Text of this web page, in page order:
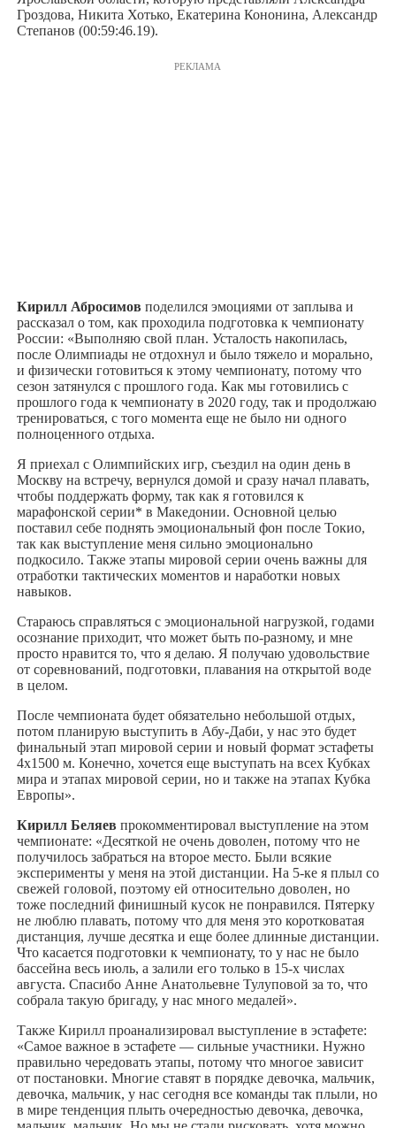
Гроздова, Никита Хотько, Екатерина Кононина, Александр
Степанов (00:59:46.19).
РЕКЛАМА
Кирилл Абросимов поделился эмоциями от заплыва и
рассказал о том, как проходила подготовка к чемпионату
России: «Выполняю свой план. Усталость накопилась,
после Олимпиады не отдохнул и было тяжело и морально,
и физически готовиться к этому чемпионату, потому что
сезон затянулся с прошлого года. Как мы готовились с
прошлого года к чемпионату в 2020 году, так и продолжаю
тренироваться, с того момента еще не было ни одного
полноценного отдыха.
Я приехал с Олимпийских игр, съездил на один день в
Москву на встречу, вернулся домой и сразу начал плавать,
чтобы поддержать форму, так как я готовился к
марафонской серии* в Македонии. Основной целью
поставил себе поднять эмоциональный фон после Токио,
так как выступление меня сильно эмоционально
подкосило. Также этапы мировой серии очень важны для
отработки тактических моментов и наработки новых
навыков.
Стараюсь справляться с эмоциональной нагрузкой, годами
осознание приходит, что может быть по-разному, и мне
просто нравится то, что я делаю. Я получаю удовольствие
от соревнований, подготовки, плавания на открытой воде
в целом.
После чемпионата будет обязательно небольшой отдых,
потом планирую выступить в Абу-Даби, у нас это будет
финальный этап мировой серии и новый формат эстафеты
4х1500 м. Конечно, хочется еще выступать на всех Кубках
мира и этапах мировой серии, но и также на этапах Кубка
Европы».
Кирилл Беляев прокомментировал выступление на этом
чемпионате: «Десяткой не очень доволен, потому что не
получилось забраться на второе место. Были всякие
эксперименты у меня на этой дистанции. На 5-ке я плыл со
свежей головой, поэтому ей относительно доволен, но
тоже последний финишный кусок не понравился. Пятерку
не люблю плавать, потому что для меня это коротковатая
дистанция, лучше десятка и еще более длинные дистанции.
Что касается подготовки к чемпионату, то у нас не было
бассейна весь июль, а залили его только в 15-х числах
августа. Спасибо Анне Анатольевне Тулуповой за то, что
собрала такую бригаду, у нас много медалей».
Также Кирилл проанализировал выступление в эстафете:
«Самое важное в эстафете — сильные участники. Нужно
правильно чередовать этапы, потому что многое зависит
от постановки. Многие ставят в порядке девочка, мальчик,
девочка, мальчик, у нас сегодня все команды так плыли, но
в мире тенденция плыть очередностью девочка, девочка,